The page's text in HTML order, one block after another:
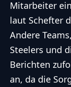
Mitarbeiter
laut Schefter
Andere
Steelers und
Berichten
an, da die